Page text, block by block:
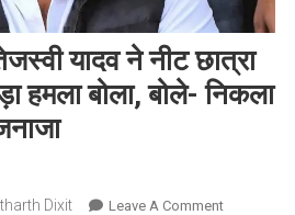
यादव ने नीट छात्रा
हमला बोला, बोले- निकला
Dixit Leave A CommentOn